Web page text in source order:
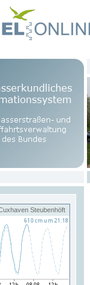
Steubenhöft